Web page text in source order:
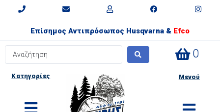
Επίσημος Αντιπρόσωπος Husqvarna & Efco
0
Κατηγορίες Μενού